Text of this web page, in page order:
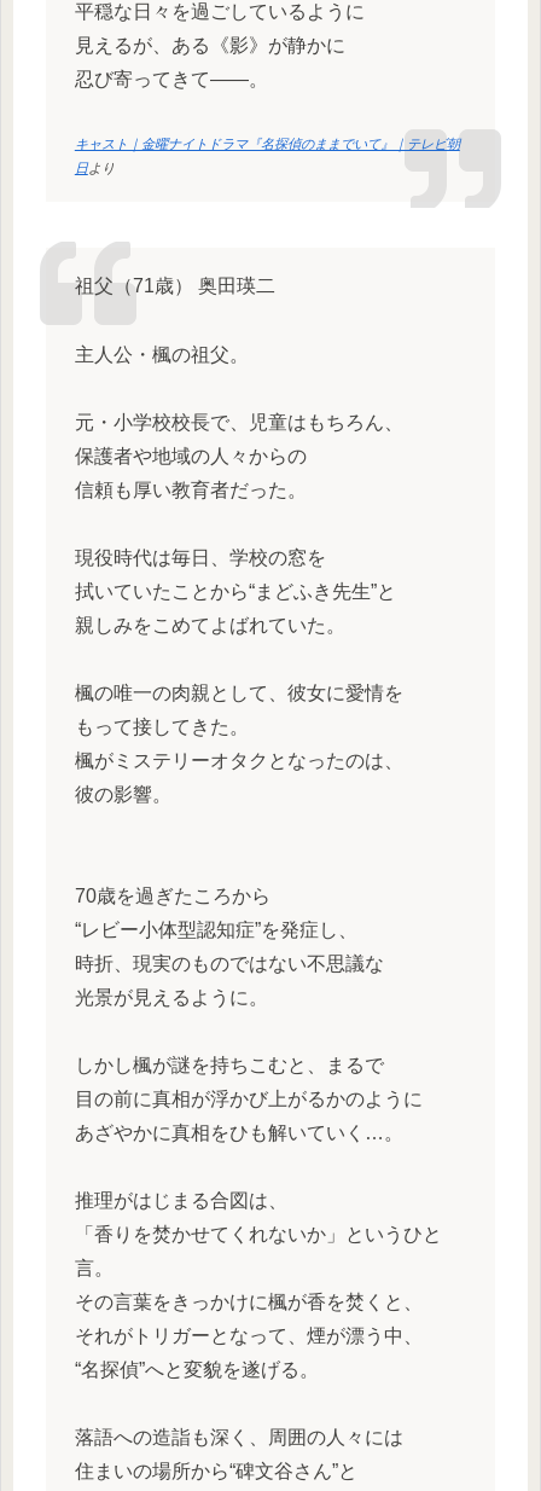
平穏な日々を過ごしているように
見えるが、ある《影》が静かに
忍び寄ってきて――。
キャスト｜金曜ナイトドラマ『名探偵のままでいて』｜テレビ朝
日より
祖父（71歳） 奥田瑛二
主人公・楓の祖父。
元・小学校校長で、児童はもちろん、
保護者や地域の人々からの
信頼も厚い教育者だった。
現役時代は毎日、学校の窓を
拭いていたことから“まどふき先生”と
親しみをこめてよばれていた。
楓の唯一の肉親として、彼女に愛情を
もって接してきた。
楓がミステリーオタクとなったのは、
彼の影響。
70歳を過ぎたころから
“レビー小体型認知症”を発症し、
時折、現実のものではない不思議な
光景が見えるように。
しかし楓が謎を持ちこむと、まるで
目の前に真相が浮かび上がるかのように
あざやかに真相をひも解いていく…。
推理がはじまる合図は、
「香りを焚かせてくれないか」というひと
言。
その言葉をきっかけに楓が香を焚くと、
それがトリガーとなって、煙が漂う中、
“名探偵”へと変貌を遂げる。
落語への造詣も深く、周囲の人々には
住まいの場所から“碑文谷さん”と